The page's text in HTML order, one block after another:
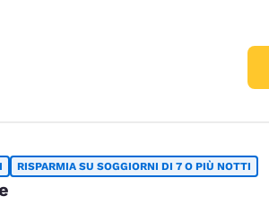
RISPARMIA SU SOGGIORNI DI 7 O PIÙ NOTTI